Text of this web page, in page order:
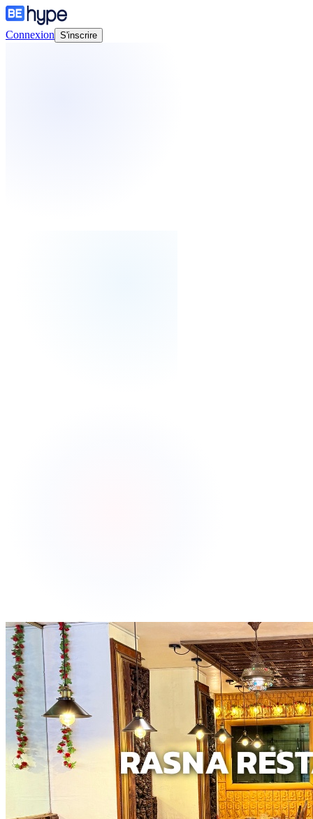
Connexion S'inscrire